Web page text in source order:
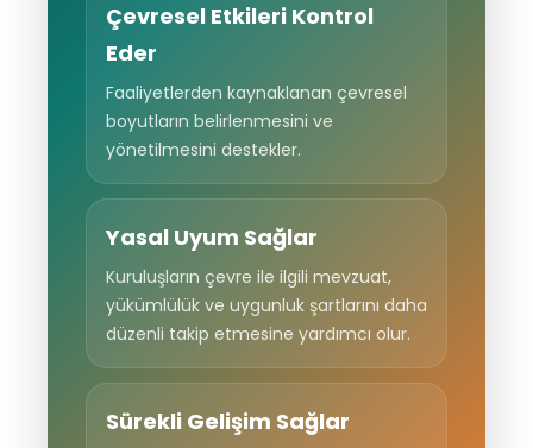
Çevresel Etkileri Kontrol
Eder
Faaliyetlerden kaynaklanan çevresel
boyutların belirlenmesini ve
yönetilmesini destekler.
Yasal Uyum Sağlar
Kuruluşların çevre ile ilgili mevzuat,
yükümlülük ve uygunluk şartlarını daha
düzenli takip etmesine yardımcı olur.
Sürekli Gelişim Sağlar